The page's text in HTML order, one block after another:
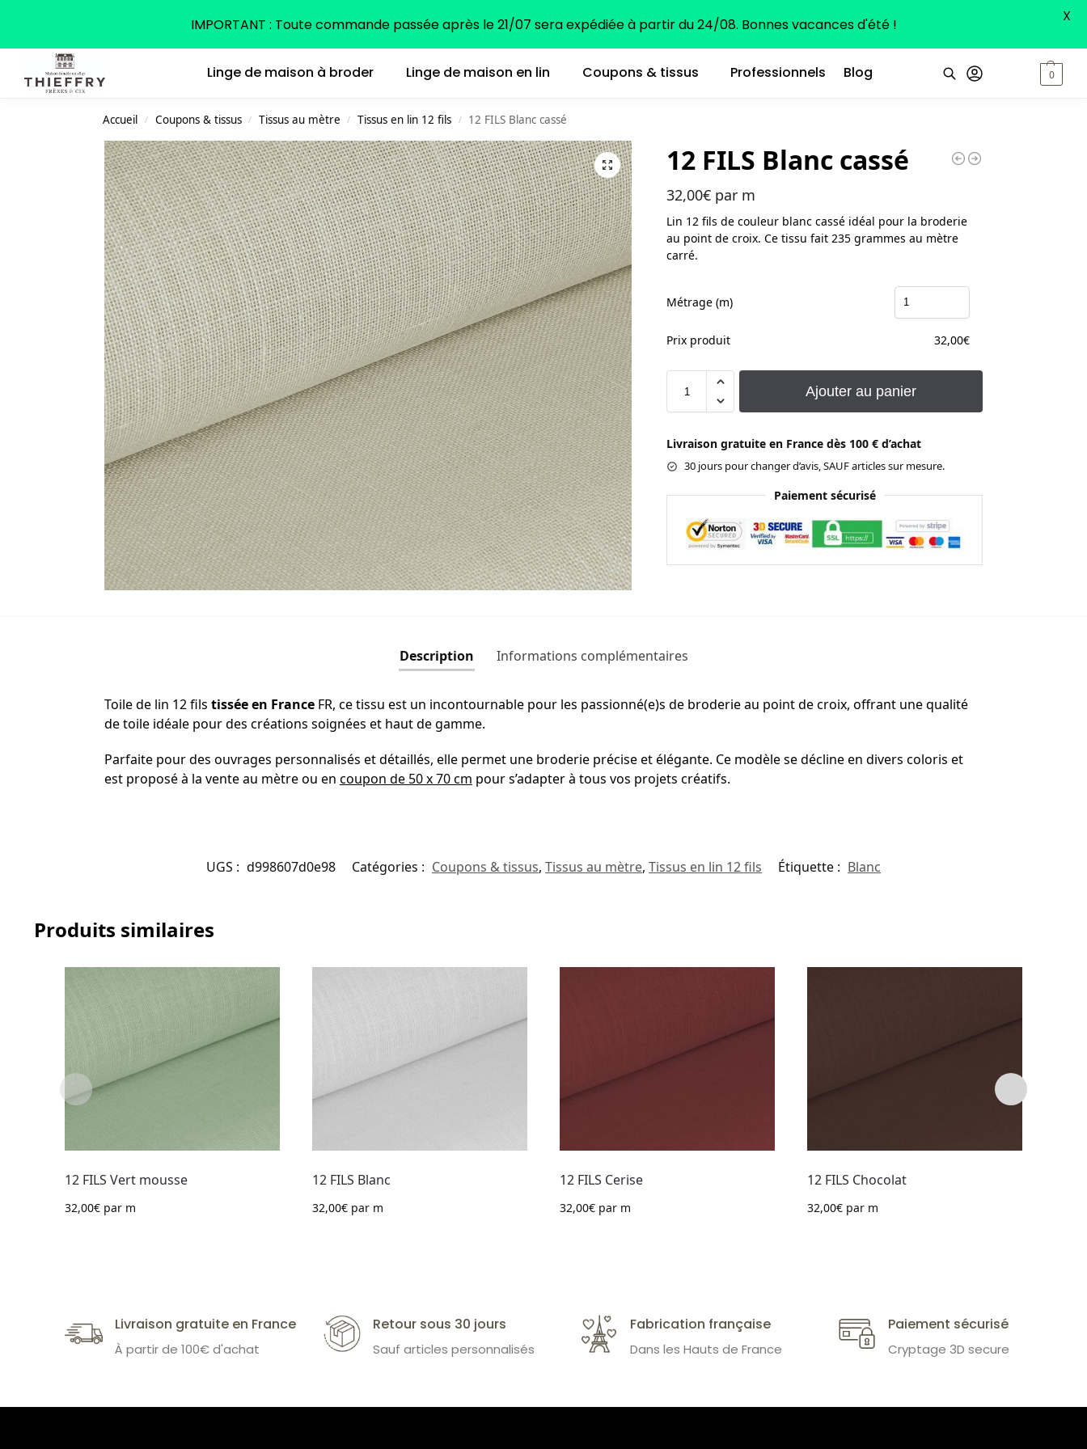
Linge de maison à broder Linge de maison en lin Coupons & tissus Professionnels Blog 0
Accueil / Coupons & tissus / Tissus au mètre / Tissus en lin 12 fils / 12 FILS Blanc cassé
12 FILS Blanc cassé
32,00€ par m
Lin 12 fils de couleur blanc cassé idéal pour la broderie
au point de croix. Ce tissu fait 235 grammes au mètre
carré.
Métrage (m)
Prix produit 32,00€
Ajouter au panier
Livraison gratuite en France dès 100 € d’achat
30 jours pour changer d’avis, SAUF articles sur mesure.
Paiement sécurisé
Description Informations complémentaires
Toile de lin 12 fils tissée en France FR, ce tissu est un incontournable pour les passionné(e)s de broderie au point de croix, offrant une qualité
de toile idéale pour des créations soignées et haut de gamme.
Parfaite pour des ouvrages personnalisés et détaillés, elle permet une broderie précise et élégante. Ce modèle se décline en divers coloris et
est proposé à la vente au mètre ou en coupon de 50 x 70 cm pour s’adapter à tous vos projets créatifs.
UGS : d998607d0e98 Catégories : Coupons & tissus, Tissus au mètre, Tissus en lin 12 fils Étiquette : Blanc
Produits similaires
12 FILS Vert mousse
32,00€par m
12 FILS Blanc
32,00€par m
12 FILS Cerise
32,00€par m
12 FILS Chocolat
32,00€ par m
Livraison gratuite en France
À partir de 100€ d'achat
Retour sous 30 jours
Sauf articles personnalisés
Fabrication française
Dans les Hauts de France
Paiement sécurisé
Cryptage 3D secure
IMPORTANT : Toute commande passée après le 21/07 sera expédiée à partir du 24/08. Bonnes vacances d'été ! X